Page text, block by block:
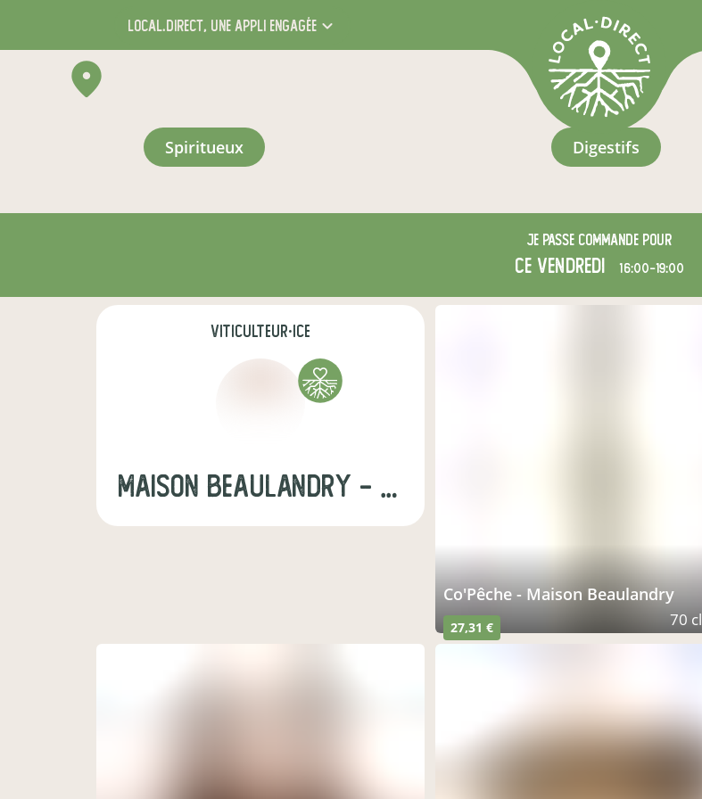
local.direct, une appli engagée
spiritueux digestifs
Je passe commande pour
ce vendredi 16:00-19:00
viticulteur·ice
Maison Beaulandry - Michel BUREAU et Fils
Co'Pêche - Maison Beaulandry
27,31 € 70 cl